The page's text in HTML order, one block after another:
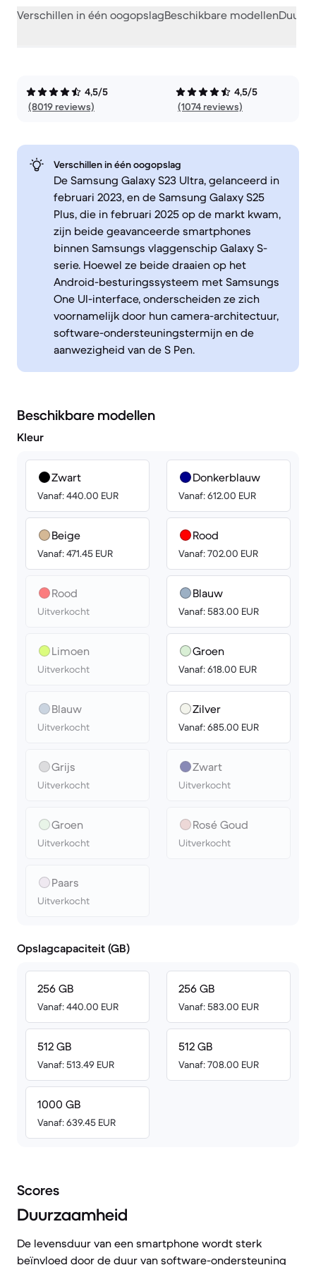
Verschillen in één oogopslagBeschikbare modellen
4,5/5
(8019 reviews)
4,5/5
(1074 reviews)
Verschillen in één oogopslag
De Samsung Galaxy S23 Ultra, gelanceerd in
februari 2023, en de Samsung Galaxy S25
Plus, die in februari 2025 op de markt kwam,
zijn beide geavanceerde smartphones
binnen Samsungs vlaggenschip Galaxy S-
serie. Hoewel ze beide draaien op het
Android-besturingssysteem met Samsungs
One UI-interface, onderscheiden ze zich
voornamelijk door hun camera-architectuur,
software-ondersteuningstermijn en de
aanwezigheid van de S Pen.
Beschikbare modellen
Kleur
Zwart
Vanaf: 440.00 EUR
Beige
Vanaf: 471.45 EUR
Rood
Uitverkocht
Limoen
Uitverkocht
Blauw
Uitverkocht
Grijs
Uitverkocht
Groen
Uitverkocht
Paars
Uitverkocht
Donkerblauw
Vanaf: 612.00 EUR
Rood
Vanaf: 702.00 EUR
Blauw
Vanaf: 583.00 EUR
Groen
Vanaf: 618.00 EUR
Zilver
Vanaf: 685.00 EUR
Zwart
Uitverkocht
Rosé Goud
Uitverkocht
Opslagcapaciteit (GB)
256 GB
Vanaf: 440.00 EUR
512 GB
Vanaf: 513.49 EUR
1000 GB
Vanaf: 639.45 EUR
256 GB
Vanaf: 583.00 EUR
512 GB
Vanaf: 708.00 EUR
Scores
Duurzaamheid
De levensduur van een smartphone wordt sterk
beïnvloed door de duur van software-ondersteuning